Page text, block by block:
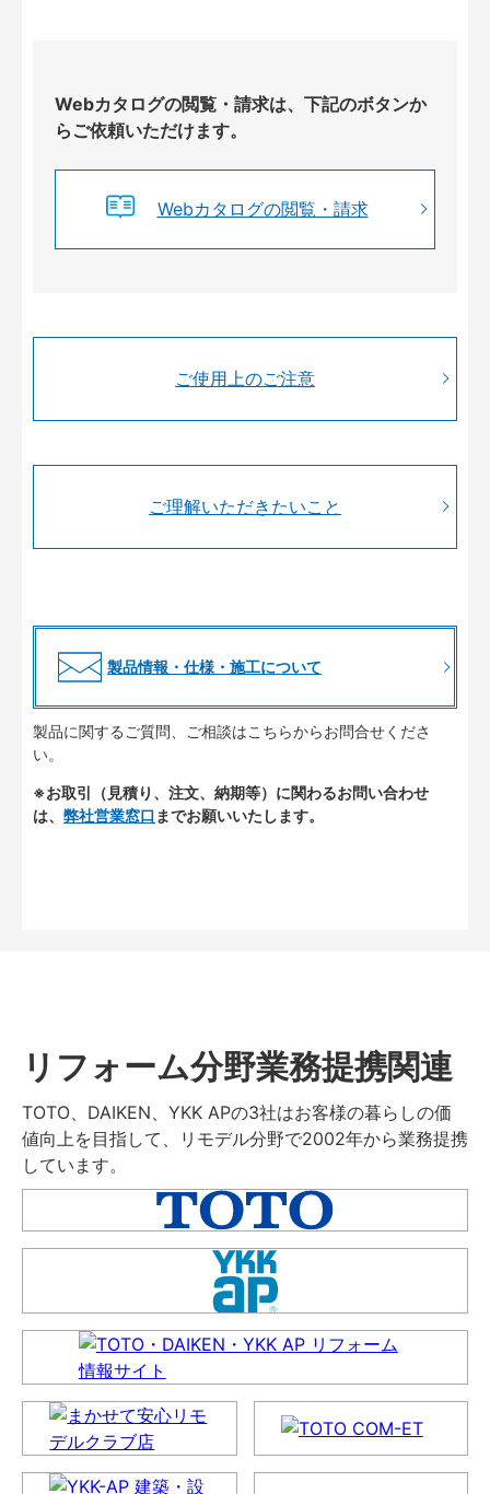
Webカタログの閲覧・請求は、下記のボタンか
らご依頼いただけます。
Webカタログの閲覧・請求
ご使用上のご注意
ご理解いただきたいこと
製品情報・仕様・施工について
製品に関するご質問、ご相談はこちらからお問合せくださ
い。
※お取引（見積り、注文、納期等）に関わるお問い合わせ
は、 弊社営業窓口 までお願いいたします。
リフォーム分野業務提携関連
TOTO、DAIKEN、YKK APの3社はお客様の暮らしの価
値向上を目指して、リモデル分野で2002年から業務提携
しています。